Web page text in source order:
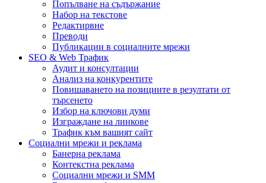
Попълване на съдържание
Набор на текстове
Редактирвне
Преводи
Публикации в социалните мрежи
SEO & Web Трафик
Аудит и консултации
Анализ на конкурентите
Повишаването на позициите в резултати от
търсенето
Избор на ключови думи
Изграждане на линкове
Трафик към вашият сайт
Социални мрежи и реклама
Банерна реклама
Контекстна реклама
Социални мрежи и SMM